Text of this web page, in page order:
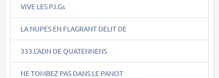
VIVE LES P.I.Gs
LA NUPES EN FLAGRANT DELIT DE
333.L'ADN DE QUATENNENS
NE TOMBEZ PAS DANS LE PANOT